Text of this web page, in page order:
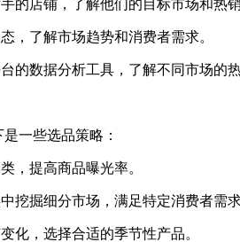
的店铺，了解他们的目标市场和热销
，了解市场趋势和消费者需求。
的数据分析工具，了解不同市场的热
一些选品策略：
，提高商品曝光率。
挖掘细分市场，满足特定消费者需求
化，选择合适的季节性产品。